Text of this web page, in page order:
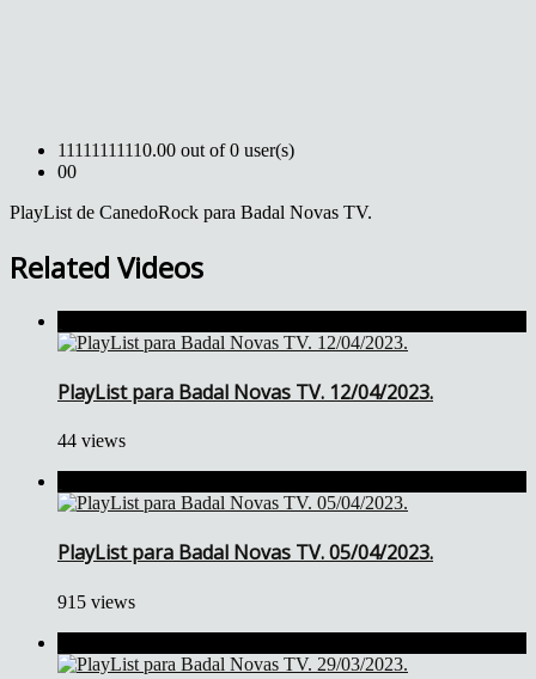
11111111110.00 out of 0 user(s)
00
PlayList de CanedoRock para Badal Novas TV.
Related Videos
PlayList para Badal Novas TV. 12/04/2023.
44 views
PlayList para Badal Novas TV. 05/04/2023.
915 views